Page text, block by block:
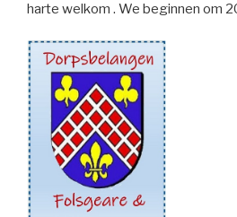
harte welkom . We beginnen om